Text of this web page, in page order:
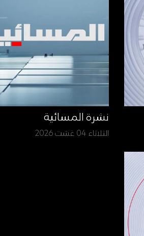
نشرة المسائية
الثلاثاء 04 غشت 2026